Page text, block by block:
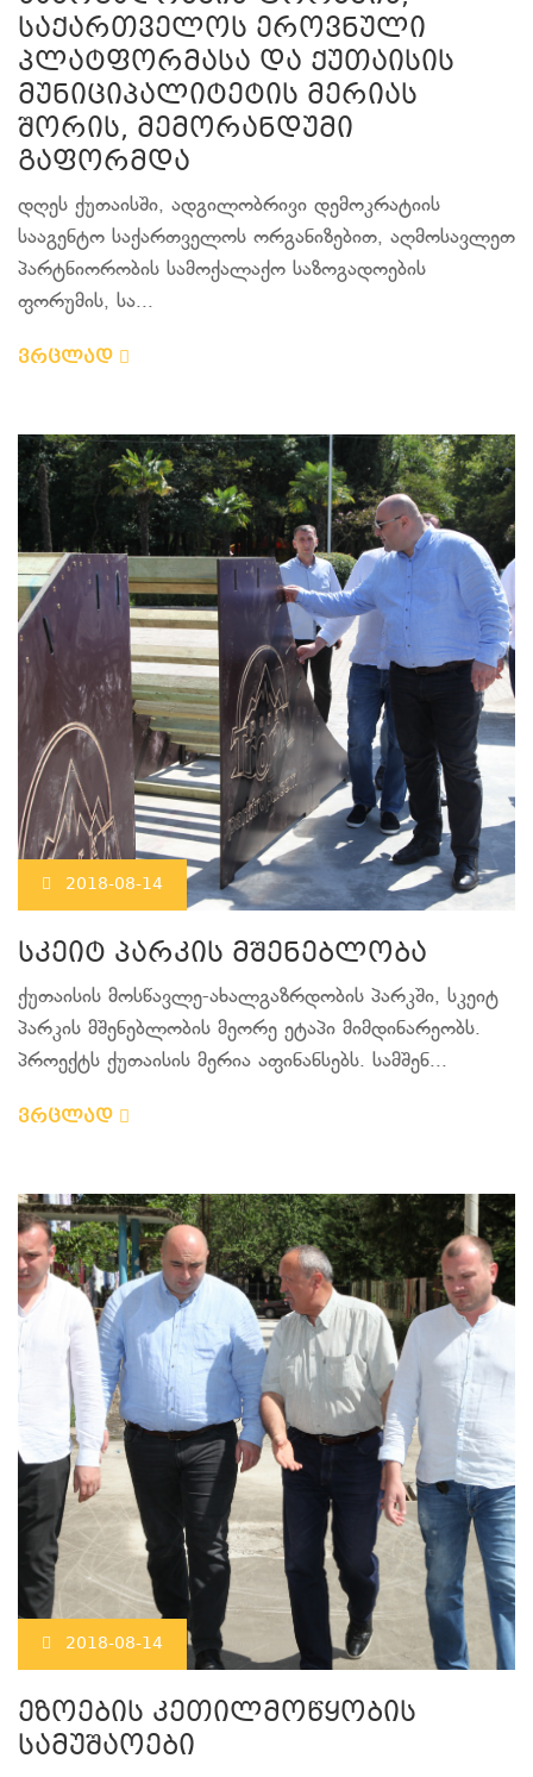
საქართველოს ეროვნული
პლატფორმასა და ქუთაისის
მუნიციპალიტეტის მერიას
შორის, მემორანდუმი
გაფორმდა
დღეს ქუთაისში, ადგილობრივი დემოკრატიის
სააგენტო საქართველოს ორგანიზებით, აღმოსავლეთ
პარტნიორობის სამოქალაქო საზოგადოების
ფორუმის, სა...
ვრცლად
2018-08-14
სკეიტ პარკის მშენებლობა
ქუთაისის მოსწავლე-ახალგაზრდობის პარკში, სკეიტ
პარკის მშენებლობის მეორე ეტაპი მიმდინარეობს.
პროექტს ქუთაისის მერია აფინანსებს. სამშენ...
ვრცლად
2018-08-14
ეზოების კეთილმოწყობის
სამუშაოები